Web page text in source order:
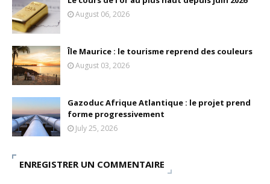
August 06, 2026
Île Maurice : le tourisme reprend des couleurs
August 03, 2026
Gazoduc Afrique Atlantique : le projet prend
forme progressivement
July 25, 2026
ENREGISTRER UN COMMENTAIRE